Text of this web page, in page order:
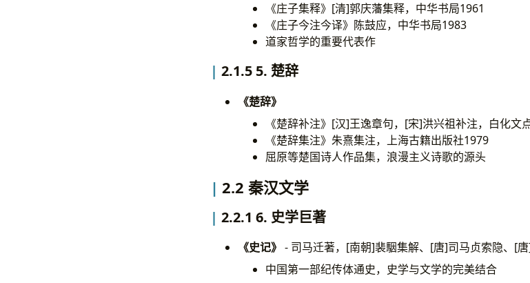
《庄子集释》[清]郭庆藩集释，中华书局1961
《庄子今注今译》陈鼓应，中华书局1983
道家哲学的重要代表作
2.1.5 5. 楚辞
《楚辞》
《楚辞补注》[汉]王逸章句，[宋]洪兴祖补注，白化文
《楚辞集注》朱熹集注，上海古籍出版社1979
屈原等楚国诗人作品集，浪漫主义诗歌的源头
2.2 秦汉文学
2.2.1 6. 史学巨著
《史记》 - 司马迁著，[南朝]裴駰集解、[唐]司马贞索隐、[
中国第一部纪传体通史，史学与文学的完美结合